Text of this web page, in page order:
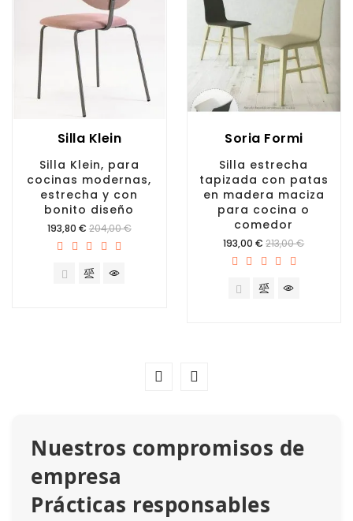
Silla Klein
Silla Klein, para
cocinas modernas,
estrecha y con
bonito diseño
Precio
193,80 € 204,00 €
Soria Formi
Silla estrecha
tapizada con patas
en madera maciza
para cocina o
comedor
Precio
193,00 € 213,00 €
Nuestros compromisos de
empresa
Prácticas responsables